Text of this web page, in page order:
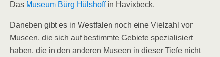
Das Museum Bürg Hülshoffin Havixbeck.
Daneben gibt es in Westfalen noch eine Vielzahl von
Museen, die sich auf bestimmte Gebiete spezialisiert
haben, die in den anderen Museen in dieser Tiefe nicht